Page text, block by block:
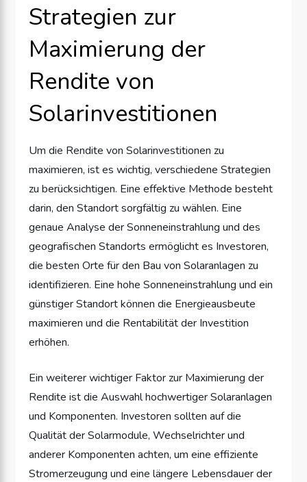
Strategien zur
Maximierung der
Rendite von
Solarinvestitionen
Um die Rendite von Solarinvestitionen zu
maximieren, ist es wichtig, verschiedene Strategien
zu berücksichtigen. Eine effektive Methode besteht
darin, den Standort sorgfältig zu wählen. Eine
genaue Analyse der Sonneneinstrahlung und des
geografischen Standorts ermöglicht es Investoren,
die besten Orte für den Bau von Solaranlagen zu
identifizieren. Eine hohe Sonneneinstrahlung und ein
günstiger Standort können die Energieausbeute
maximieren und die Rentabilität der Investition
erhöhen.
Ein weiterer wichtiger Faktor zur Maximierung der
Rendite ist die Auswahl hochwertiger Solaranlagen
und Komponenten. Investoren sollten auf die
Qualität der Solarmodule, Wechselrichter und
anderer Komponenten achten, um eine effiziente
Stromerzeugung und eine längere Lebensdauer der